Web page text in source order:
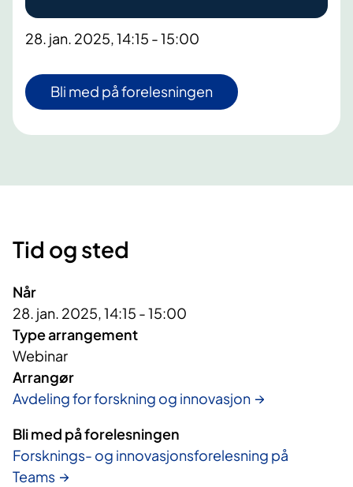
28. jan. 2025, 14:15 - 15:00
Bli med på forelesningen
Tid og sted
Når
28. jan. 2025, 14:15 - 15:00
Type arrangement
Webinar
Arrangør
Avdeling for forskning og innovasjon
Bli med på forelesningen
Forsknings- og innovasjonsforelesning på
Teams